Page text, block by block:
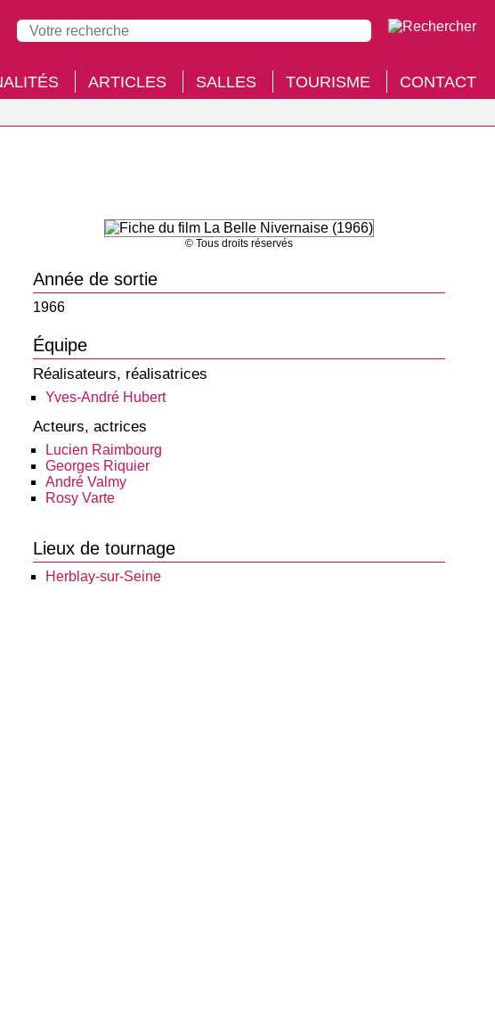
ARTICLES SALLES TOURISME CONTACT
© Tous droits réservés
Année de sortie
1966
Équipe
Réalisateurs, réalisatrices
Yves-André Hubert
Acteurs, actrices
Lucien Raimbourg
Georges Riquier
André Valmy
Rosy Varte
Lieux de tournage
Herblay-sur-Seine